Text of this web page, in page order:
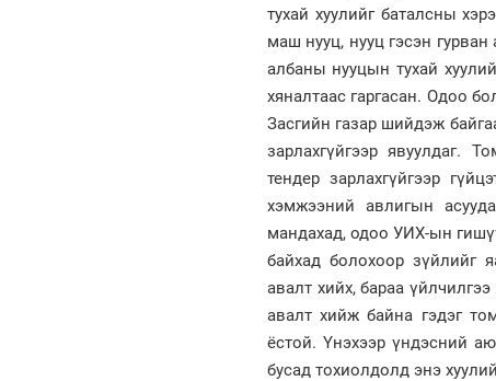
тухай хуулийг баталсны
маш нууц, нууц гэсэн
албаны нууцын тухай
хяналтаас гаргасан. Одоо
Засгийн газар шийдэж
зарлахгүйгээр явуулдаг.
тендер зарлахгүйгээр
хэмжээний авлигын
мандахад, одоо УИХ-ын
байхад болохоор зүйлийг
авалт хийх, бараа
авалт хийж байна гэдэг
ёстой. Үнэхээр үндэсний
бусад тохиолдолд энэ